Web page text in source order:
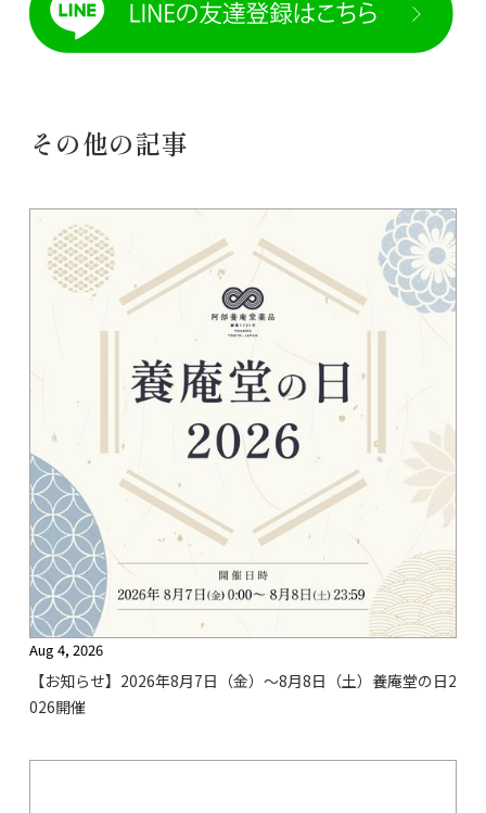
その他の記事
Aug 4, 2026
【お知らせ】2026年8月7日（金）〜8月8日（土）養庵堂の日2
026開催